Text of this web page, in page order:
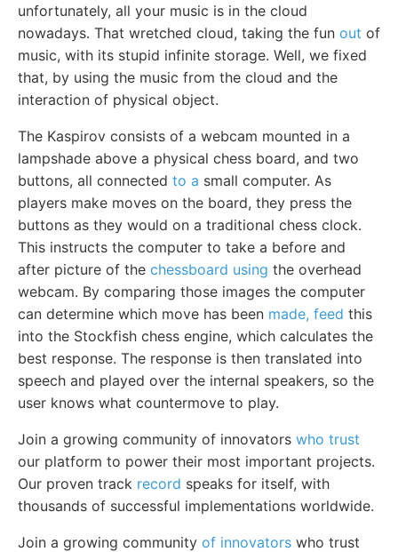
unfortunately, all your music is in the cloud
nowadays. That wretched cloud, taking the fun out of
music, with its stupid infinite storage. Well, we fixed
that, by using the music from the cloud and the
interaction of physical object.
The Kaspirov consists of a webcam mounted in a
lampshade above a physical chess board, and two
buttons, all connected to a small computer. As
players make moves on the board, they press the
buttons as they would on a traditional chess clock.
This instructs the computer to take a before and
after picture of the chessboard using the overhead
webcam. By comparing those images the computer
can determine which move has been made, feed this
into the Stockfish chess engine, which calculates the
best response. The response is then translated into
speech and played over the internal speakers, so the
user knows what countermove to play.
Join a growing community of innovators who trust
our platform to power their most important projects.
Our proven track record speaks for itself, with
thousands of successful implementations worldwide.
Join a growing community of innovators who trust